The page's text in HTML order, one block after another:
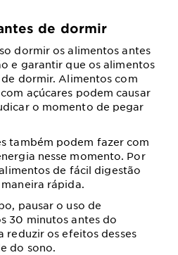
de dormir
dormir os alimentos antes
e garantir que os alimentos
dormir. Alimentos com
açúcares podem causar
o momento de pegar
também podem fazer com
nesse momento. Por
de fácil digestão
rápida.
pausar o uso de
30 minutos antes do
reduzir os efeitos desses
do sono.